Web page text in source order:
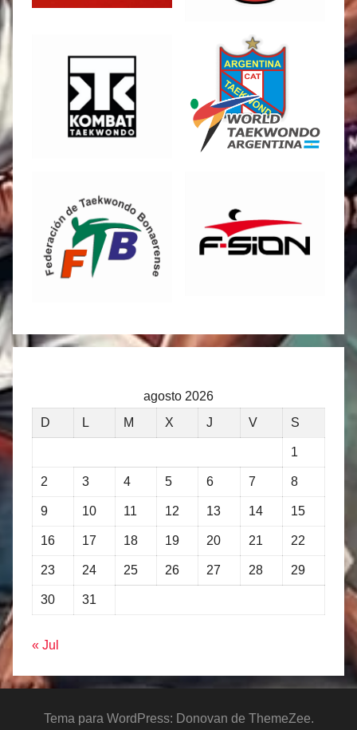
agosto 2026
D
L M X J V S
1
2 3 4 5 6 7 8
9 10 11 12 13 14 15
16 17 18 19 20 21 22
23 24 25 26 27 28 29
30 31
« Jul
Tema para WordPress: Donovan de ThemeZee.